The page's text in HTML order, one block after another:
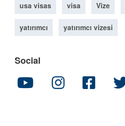
usa visas visa Vize
yatırımcı yatırımcı vizesi
Social